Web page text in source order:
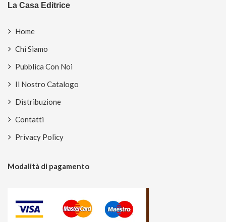
La Casa Editrice
Home
Chi Siamo
Pubblica Con Noi
Il Nostro Catalogo
Distribuzione
Contatti
Privacy Policy
Modalità di pagamento